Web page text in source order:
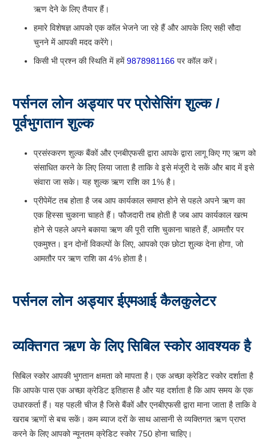
ऋण देने के लिए तैयार हैं।
हमारे विशेषज्ञ आपको एक कॉल भेजने जा रहे हैं और आपके लिए सही सौदा
चुनने में आपकी मदद करेंगे।
किसी भी प्रश्न की स्थिति में हमें9878981166 पर कॉल करें।
पर्सनल लोन अड्यार पर प्रोसेसिंग शुल्क /
पूर्वभुगतान शुल्क
प्रसंस्करण शुल्क बैंकों और एनबीएफसी द्वारा आपके द्वारा लागू किए गए ऋण को
संसाधित करने के लिए लिया जाता है ताकि वे इसे मंजूरी दे सकें और बाद में इसे
संवारा जा सके। यह शुल्क ऋण राशि का 1% है।
प्रीपेमेंट तब होता है जब आप कार्यकाल समाप्त होने से पहले अपने ऋण का
एक हिस्सा चुकाना चाहते हैं। फौजदारी तब होती है जब आप कार्यकाल खत्म
होने से पहले अपने बकाया ऋण की पूरी राशि चुकाना चाहते हैं, आमतौर पर
एकमुश्त। इन दोनों विकल्पों के लिए, आपको एक छोटा शुल्क देना होगा, जो
आमतौर पर ऋण राशि का 4% होता है।
पर्सनल लोन अड्यार ईएमआई कैलकुलेटर
व्यक्तिगत ऋण के लिए सिबिल स्कोर आवश्यक है
सिबिल स्कोर आपकी भुगतान क्षमता को मापता है। एक अच्छा क्रेडिट स्कोर दर्शाता है
कि आपके पास एक अच्छा क्रेडिट इतिहास है और यह दर्शाता है कि आप समय के एक
उधारकर्ता हैं। यह पहली चीज है जिसे बैंकों और एनबीएफसी द्वारा माना जाता है ताकि वे
खराब ऋणों से बच सकें। कम ब्याज दरों के साथ आसानी से व्यक्तिगत ऋण प्राप्त
करने के लिए आपको न्यूनतम क्रेडिट स्कोर 750 होना चाहिए।